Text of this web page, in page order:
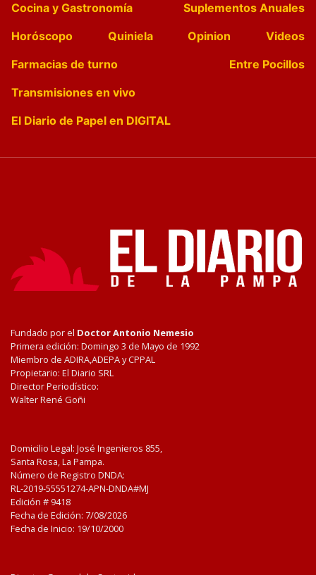
Cocina y Gastronomía
Suplementos Anuales
Horóscopo
Quiniela Opinion
Videos
Farmacias de turno
Entre Pocillos
Transmisiones en vivo
El Diario de Papel en DIGITAL
Fundado por el Doctor Antonio Nemesio
Primera edición: Domingo 3 de Mayo de 1992
Miembro de ADIRA,ADEPA y CPPAL
Propietario: El Diario SRL
Director Periodístico:
Walter René Goñi
Domicilio Legal: José Ingenieros 855,
Santa Rosa, La Pampa.
Número de Registro DNDA:
RL-2019-55551274-APN-DNDA#MJ
Edición # 9418
Fecha de Edición: 7/08/2026
Fecha de Inicio: 19/10/2000